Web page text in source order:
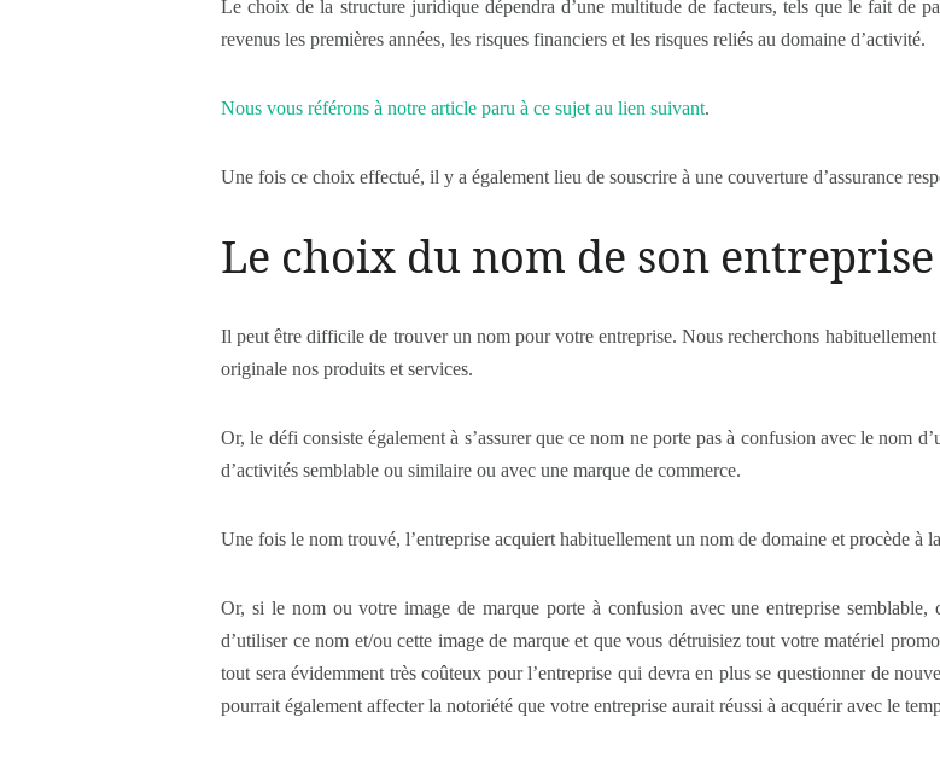
Le choix de la structure juridique dépendra d’une multitude de facteurs, tels que le fait de
revenus les premières années, les risques financiers et les risques reliés au domaine d’activité.
Nous vous référons à notre article paru à ce sujet au lien suivant.
Une fois ce choix effectué, il y a également lieu de souscrire à une couverture d’assurance
Le choix du nom de son entreprise
Il peut être difficile de trouver un nom pour votre entreprise. Nous recherchons
originale nos produits et services.
Or, le défi consiste également à s’assurer que ce nom ne porte pas à confusion avec le nom
d’activités semblable ou similaire ou avec une marque de commerce.
Une fois le nom trouvé, l’entreprise acquiert habituellement un nom de domaine et procède à
Or, si le nom ou votre image de marque porte à confusion avec une entreprise
d’utiliser ce nom et/ou cette image de marque et que vous détruisiez tout votre matériel
tout sera évidemment très coûteux pour l’entreprise qui devra en plus se questionner de
pourrait également affecter la notoriété que votre entreprise aurait réussi à acquérir avec le